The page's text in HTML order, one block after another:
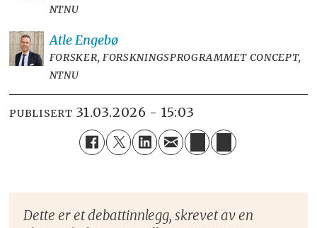
NTNU
Atle Engebø
FORSKER, FORSKNINGSPROGRAMMET CONCEPT,
NTNU
PUBLISERT 31.03.2026 - 15:03
Dette er et debattinnlegg, skrevet av en